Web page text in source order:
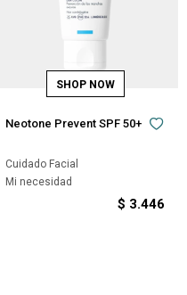
Neotone Prevent SPF 50+
Cuidado Facial
Mi necesidad
$ 3.446